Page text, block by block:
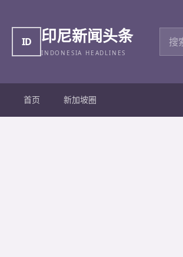
ID 印尼新闻头条
INDONESIA HEADLINES
搜
首页 新加坡圈